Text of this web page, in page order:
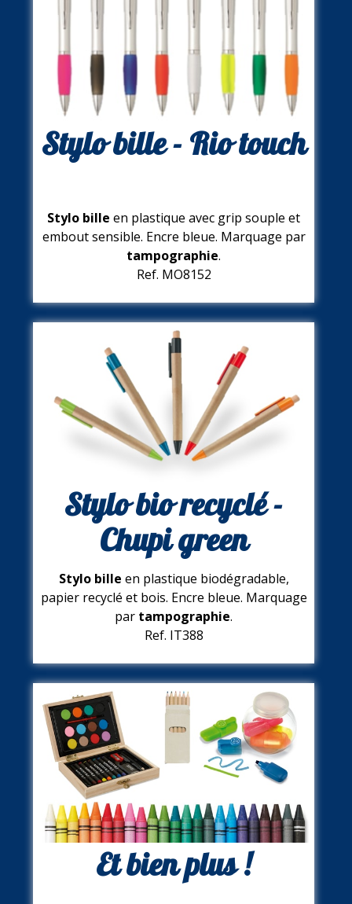
Stylo bille - Rio touch
Stylo bille en plastique avec grip souple et
embout sensible. Encre bleue. Marquage par
tampographie.
Ref. MO8152
Stylo bio recyclé -
Chupi green
Stylo bille en plastique biodégradable,
papier recyclé et bois. Encre bleue. Marquage
par tampographie.
Ref. IT388
Et bien plus !